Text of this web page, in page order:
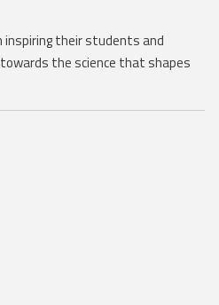
inspiring their students and
the science that shapes